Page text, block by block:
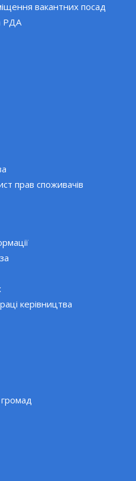
вакантних посад
РДА
прав споживачів
керівництва